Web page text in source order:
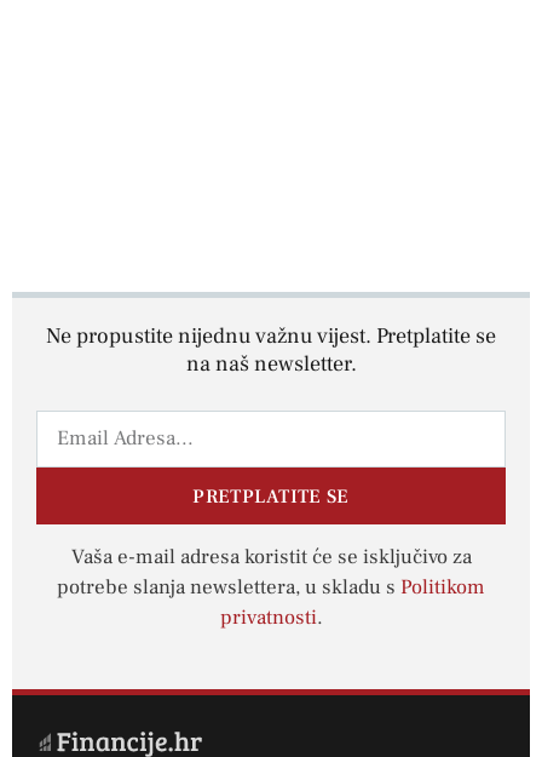
Ne propustite nijednu važnu vijest. Pretplatite se
na naš newsletter.
PRETPLATITE SE
Vaša e-mail adresa koristit će se isključivo za
potrebe slanja newslettera, u skladu s Politikom
privatnosti.